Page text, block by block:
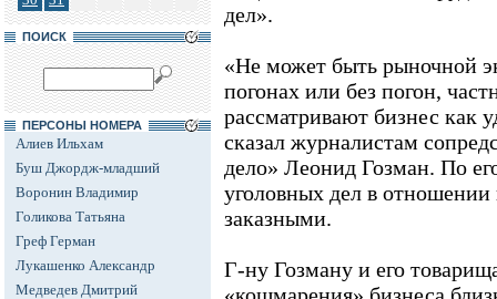
ПОИСК
ПЕРСОНЫ НОМЕРА
Алиев Ильхам
Буш Джордж-младший
Воронин Владимир
Голикова Татьяна
Греф Герман
Лукашенко Александр
Медведев Дмитрий
дел».
«Не может быть рыночной
погонах или без погон,
рассматривают бизнес как
сказал журналистам
дело» Леонид Гозман. По
уголовных дел в
заказными.
Г-ну Гозману и его